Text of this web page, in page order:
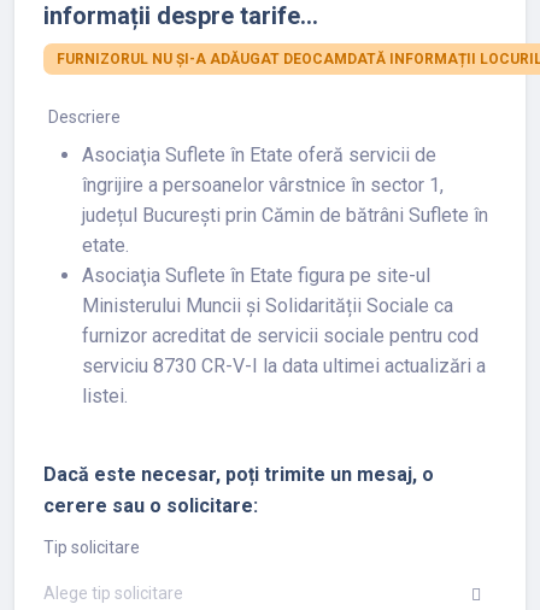
informații despre tarife...
FURNIZORUL NU ȘI-A ADĂUGAT DEOCAMDATĂ INFORMAȚII
Descriere
Asociaţia Suflete în Etate oferă servicii de
îngrijire a persoanelor vârstnice în sector 1,
județul București prin Cămin de bătrâni Suflete în
etate.
Asociaţia Suflete în Etate figura pe site-ul
Ministerului Muncii și Solidarității Sociale ca
furnizor acreditat de servicii sociale pentru cod
serviciu 8730 CR-V-I la data ultimei actualizări a
listei.
Dacă este necesar, poți trimite un mesaj, o
cerere sau o solicitare:
Tip solicitare
Alege tip solicitare